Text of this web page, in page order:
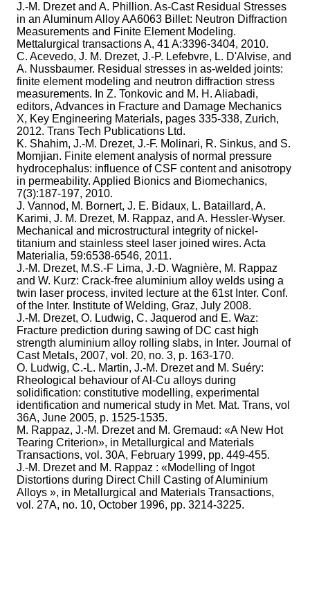
J.-M. Drezet and A. Phillion. As-Cast Residual Stresses
in an Aluminum Alloy AA6063 Billet: Neutron Diffraction
Measurements and Finite Element Modeling.
Mettalurgical transactions A, 41 A:3396-3404, 2010.
C. Acevedo, J. M. Drezet, J.-P. Lefebvre, L. D'Alvise, and
A. Nussbaumer. Residual stresses in as-welded joints:
finite element modeling and neutron diffraction stress
measurements. In Z. Tonkovic and M. H. Aliabadi,
editors, Advances in Fracture and Damage Mechanics
X, Key Engineering Materials, pages 335-338, Zurich,
2012. Trans Tech Publications Ltd.
K. Shahim, J.-M. Drezet, J.-F. Molinari, R. Sinkus, and S.
Momjian. Finite element analysis of normal pressure
hydrocephalus: influence of CSF content and anisotropy
in permeability. Applied Bionics and Biomechanics,
7(3):187-197, 2010.
J. Vannod, M. Bornert, J. E. Bidaux, L. Bataillard, A.
Karimi, J. M. Drezet, M. Rappaz, and A. Hessler-Wyser.
Mechanical and microstructural integrity of nickel-
titanium and stainless steel laser joined wires. Acta
Materialia, 59:6538-6546, 2011.
J.-M. Drezet, M.S.-F Lima, J.-D. Wagnière, M. Rappaz
and W. Kurz: Crack-free aluminium alloy welds using a
twin laser process, invited lecture at the 61st Inter. Conf.
of the Inter. Institute of Welding, Graz, July 2008.
J.-M. Drezet, O. Ludwig, C. Jaquerod and E. Waz:
Fracture prediction during sawing of DC cast high
strength aluminium alloy rolling slabs, in Inter. Journal of
Cast Metals, 2007, vol. 20, no. 3, p. 163-170.
O. Ludwig, C.-L. Martin, J.-M. Drezet and M. Suéry:
Rheological behaviour of Al-Cu alloys during
solidification: constitutive modelling, experimental
identification and numerical study in Met. Mat. Trans, vol
36A, June 2005, p. 1525-1535.
M. Rappaz, J.-M. Drezet and M. Gremaud: «A New Hot
Tearing Criterion», in Metallurgical and Materials
Transactions, vol. 30A, February 1999, pp. 449-455.
J.-M. Drezet and M. Rappaz : «Modelling of Ingot
Distortions during Direct Chill Casting of Aluminium
Alloys », in Metallurgical and Materials Transactions,
vol. 27A, no. 10, October 1996, pp. 3214-3225.